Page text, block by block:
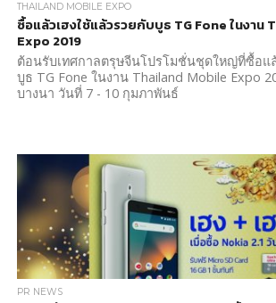
THAILAND MOBILE EXPO
ซื้อแล้วเฮงใช้แล้วรวยกับบูธ TG Fone ในงาน
Expo 2019
ต้อนรับเทศกาลตรุษจีนโปรโมชั่นชุดใหญ่ที่ซื้อแ
บูธ TG Fone ในงาน Thailand Mobile Expo
บางนา วันที่ 7 - 10 กุมภาพันธ์
PR NEWS